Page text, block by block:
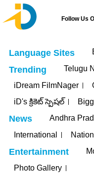
Follow Us
Language Sites
Trending Telugu
iDream FilmNager
iD's క్రికెట్ స్పెషల్
News Andhra
International
Entertainment
Photo Gallery